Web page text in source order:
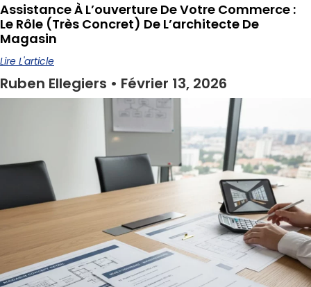
Assistance À L’ouverture De Votre Commerce :
Le Rôle (très Concret) De L’architecte De
Magasin
Lire L'article
Ruben Ellegiers Février 13, 2026